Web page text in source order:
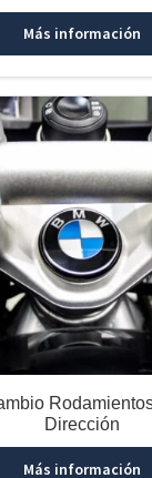
Más información
Dirección
Más información